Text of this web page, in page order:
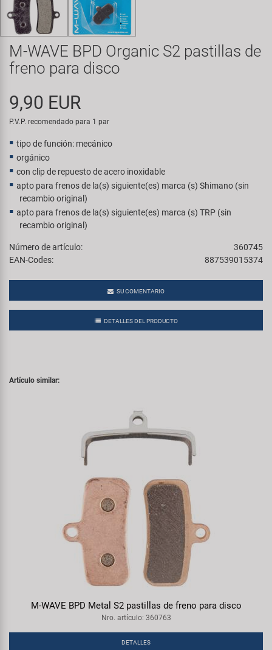
Transporte y Aparcamiento
Super B
Velo
Todas las marcas
M-WAVE BPD Organic S2 pastillas de
freno para disco
9,90 EUR
P.V.P. recomendado para 1 par
tipo de función: mecánico
orgánico
con clip de repuesto de acero inoxidable
apto para frenos de la(s) siguiente(es) marca (s) Shimano (sin
recambio original)
apto para frenos de la(s) siguiente(es) marca (s) TRP (sin
recambio original)
Número de artículo:
360745
EAN-Codes:
887539015374
SU COMENTARIO
DETALLES DEL PRODUCTO
Artículo similar:
M-WAVE BPD Metal S2 pastillas de freno para disco
Nro. artículo: 360763
DETALLES